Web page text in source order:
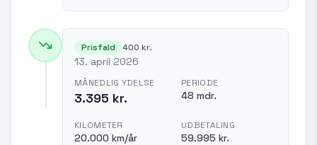
Prisfald 400 kr.
13. april 2026
MÅNEDLIG YDELSE
3.395 kr.
PERIODE
48 mdr.
KILOMETER
20.000 km/år
UDBETALING
59.995 kr.